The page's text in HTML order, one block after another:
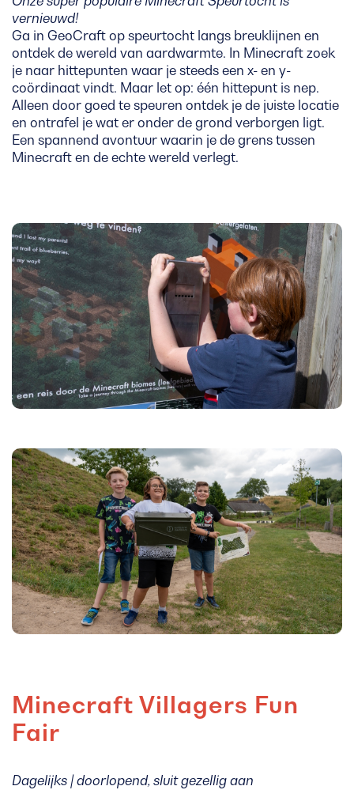
vernieuwd!
Ga in GeoCraft op speurtocht langs breuklijnen en
ontdek de wereld van aardwarmte. In Minecraft zoek
je naar hittepunten waar je steeds een x- en y-
coördinaat vindt. Maar let op: één hittepunt is nep.
Alleen door goed te speuren ontdek je de juiste locatie
en ontrafel je wat er onder de grond verborgen ligt.
Een spannend avontuur waarin je de grens tussen
Minecraft en de echte wereld verlegt.
Minecraft Villagers Fun
Fair
Dagelijks | doorlopend, sluit gezellig aan